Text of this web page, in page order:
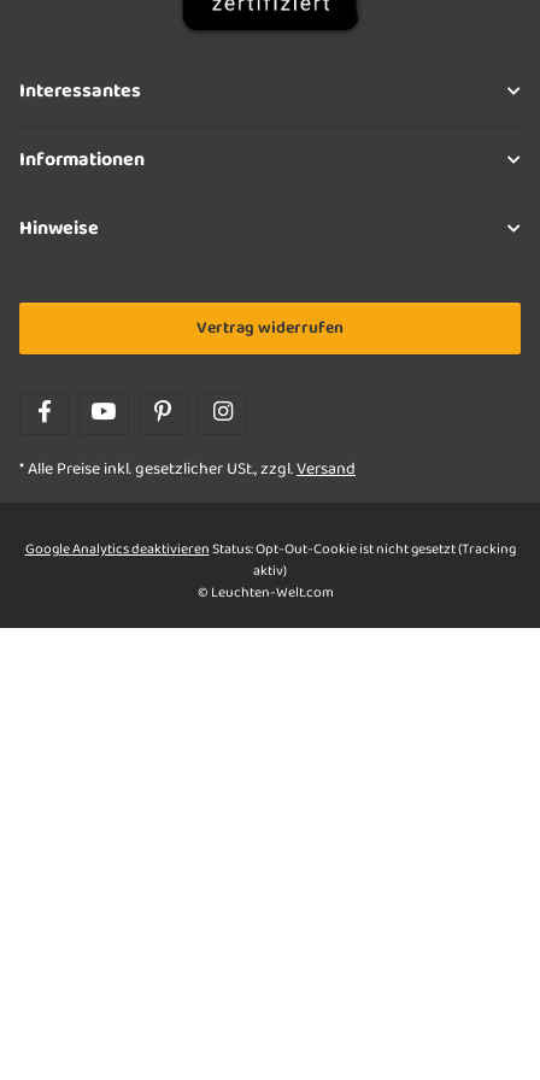
Interessantes
Informationen
Hinweise
Vertrag widerrufen
* Alle Preise inkl. gesetzlicher USt., zzgl.Versand
Google Analytics deaktivierenStatus: Opt-Out-Cookie ist nicht gesetzt (Tracking
aktiv)
© Leuchten-Welt.com